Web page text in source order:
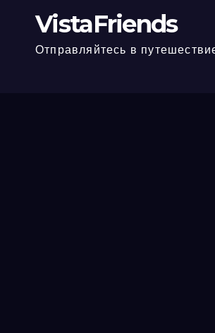
VistaFriends
Отправляйтесь в